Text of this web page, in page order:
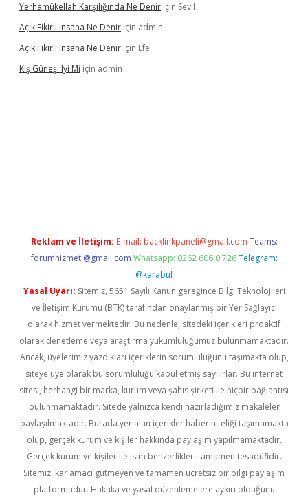
Yerhamükellah Karşılığında Ne Denir için Sevil
Açık Fikirli Insana Ne Denir için admin
Açık Fikirli Insana Ne Denir için Efe
Kış Güneşi Iyi Mi için admin
Reklam ve İletişim: E-mail: backlinkpaneli@gmail.com Teams:
forumhizmeti@gmail.com Whatsapp: 0262 606 0 726 Telegram:
@karabul
Yasal Uyarı: Sitemiz, 5651 Sayılı Kanun gereğince Bilgi Teknolojileri
ve İletişim Kurumu (BTK) tarafından onaylanmış bir Yer Sağlayıcı
olarak hizmet vermektedir. Bu nedenle, sitedeki içerikleri proaktif
olarak denetleme veya araştırma yükümlülüğümüz bulunmamaktadır.
Ancak, üyelerimiz yazdıkları içeriklerin sorumluluğunu taşımakta olup,
siteye üye olarak bu sorumluluğu kabul etmiş sayılırlar. Bu internet
sitesi, herhangi bir marka, kurum veya şahıs şirketi ile hiçbir bağlantısı
bulunmamaktadır. Sitede yalnızca kendi hazırladığımız makaleler
paylaşılmaktadır. Burada yer alan içerikler haber niteliği taşımamakta
olup, gerçek kurum ve kişiler hakkında paylaşım yapılmamaktadır.
Gerçek kurum ve kişiler ile isim benzerlikleri tamamen tesadüfidir.
Sitemiz, kar amacı gütmeyen ve tamamen ücretsiz bir bilgi paylaşım
platformudur. Hukuka ve yasal düzenlemelere aykırı olduğunu